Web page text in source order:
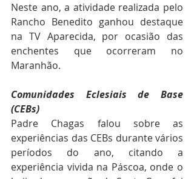
Neste ano, a atividade realizada pelo
Rancho Benedito ganhou destaque
na TV Aparecida, por ocasião das
enchentes que ocorreram no
Maranhão.
Comunidades Eclesiais de Base
(CEBs)
Padre Chagas falou sobre as
experiências das CEBs durante vários
períodos do ano, citando a
experiência vivida na Páscoa, onde o